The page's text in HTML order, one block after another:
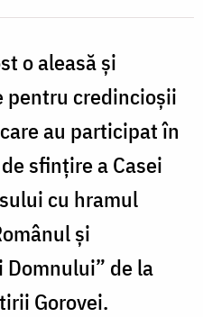
o aleasă și
pentru credincioșii
au participat în
sfințire a Casei
cu hramul
și
de la
Gorovei.